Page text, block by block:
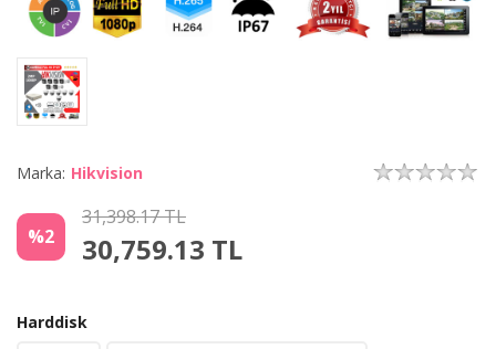
Marka: Hikvision
%2
31,398.17 TL
30,759.13 TL
Harddisk